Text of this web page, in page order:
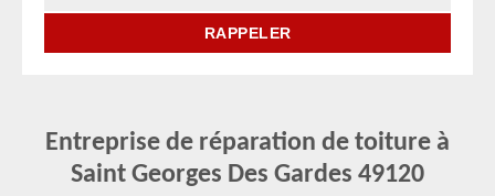
Entreprise de réparation de toiture à
Saint Georges Des Gardes 49120